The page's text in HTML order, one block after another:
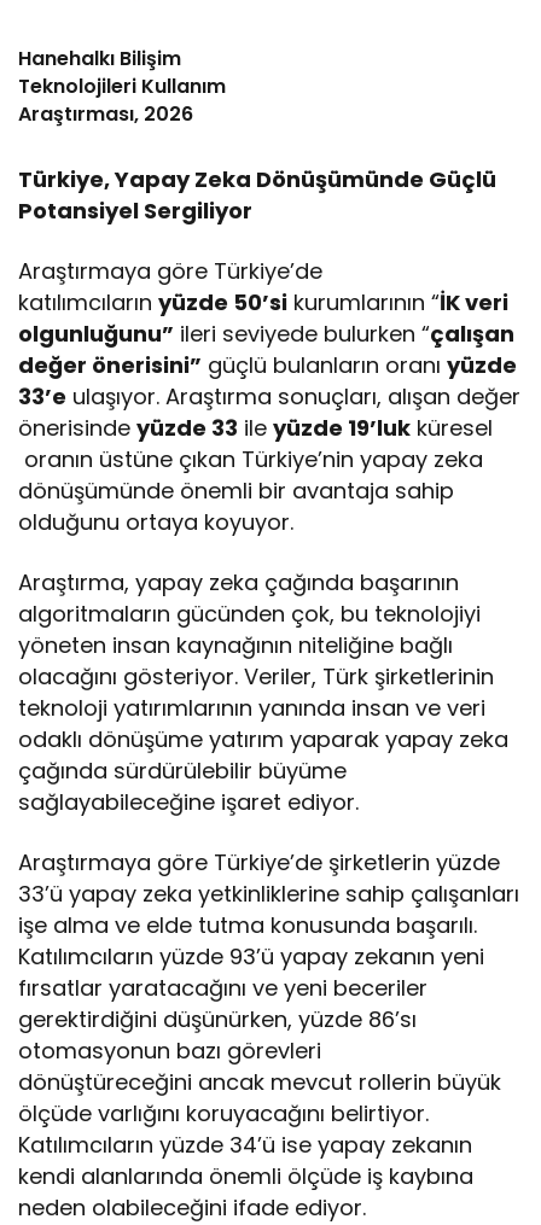
Hanehalkı Bilişim
Teknolojileri Kullanım
Araştırması, 2026
Türkiye, Yapay Zeka Dönüşümünde Güçlü
Potansiyel Sergiliyor
Araştırmaya göre Türkiye’de
katılımcılarınyüzde 50’si kurumlarının “İK veri
olgunluğunu” ileri seviyede bulurken “çalışan
değer önerisini” güçlü bulanların oranıyüzde
33’e ulaşıyor. Araştırma sonuçları, alışan değer
önerisindeyüzde 33 ileyüzde 19’luk küresel
oranın üstüne çıkan Türkiye’nin yapay zeka
dönüşümünde önemli bir avantaja sahip
olduğunu ortaya koyuyor.
Araştırma, yapay zeka çağında başarının
algoritmaların gücünden çok, bu teknolojiyi
yöneten insan kaynağının niteliğine bağlı
olacağını gösteriyor. Veriler, Türk şirketlerinin
teknoloji yatırımlarının yanında insan ve veri
odaklı dönüşüme yatırım yaparak yapay zeka
çağında sürdürülebilir büyüme
sağlayabileceğine işaret ediyor.
Araştırmaya göre Türkiye’de şirketlerin yüzde
33’ü yapay zeka yetkinliklerine sahip çalışanları
işe alma ve elde tutma konusunda başarılı.
Katılımcıların yüzde 93’ü yapay zekanın yeni
fırsatlar yaratacağını ve yeni beceriler
gerektirdiğini düşünürken, yüzde 86’sı
otomasyonun bazı görevleri
dönüştüreceğini ancak mevcut rollerin büyük
ölçüde varlığını koruyacağını belirtiyor.
Katılımcıların yüzde 34’ü ise yapay zekanın
kendi alanlarında önemli ölçüde iş kaybına
neden olabileceğini ifade ediyor.